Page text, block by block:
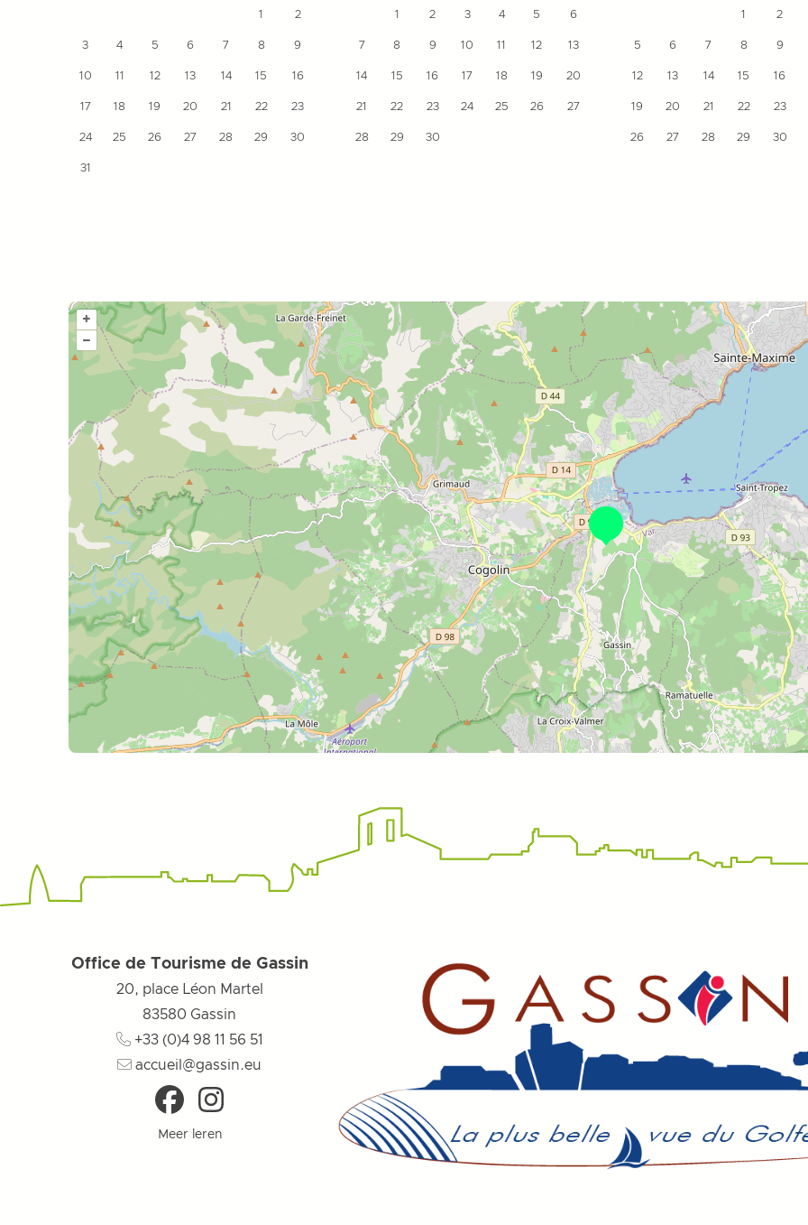
1 2
3 4 5 6 7 8 9
10 11 12 13 14 15 16
17 18 19 20 21 22 23
24 25 26 27 28 29 30
31
1 2 3 4 5 6
7 8 9 10 11 12 13
14 15 16 17 18 19 20
21 22 23 24 25 26 27
28 29 30
1 2
5 6 7 8 9
12 13 14 15 16
19 20 21 22 23
26 27 28 29 30
+
–
Office de Tourisme de Gassin
20, place Léon Martel
83580 Gassin
+33 (0)4 98 11 56 51
accueil@gassin.eu
Meer leren